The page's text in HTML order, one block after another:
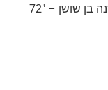
*פירושי הצירופים – מתוך ספרה של אורנה בן שושן – "72